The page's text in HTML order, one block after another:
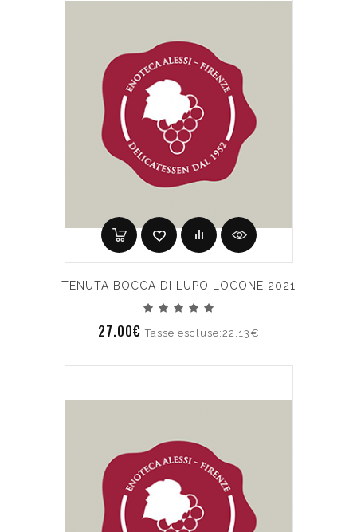
TENUTA BOCCA DI LUPO LOCONE 2021
27.00€Tasse escluse:22.13€